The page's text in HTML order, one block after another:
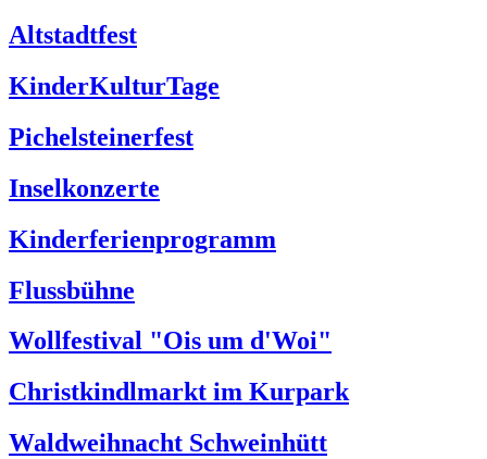
Altstadtfest
KinderKulturTage
Pichelsteinerfest
Inselkonzerte
Kinderferienprogramm
Flussbühne
Wollfestival "Ois um d'Woi"
Christkindlmarkt im Kurpark
Waldweihnacht Schweinhütt